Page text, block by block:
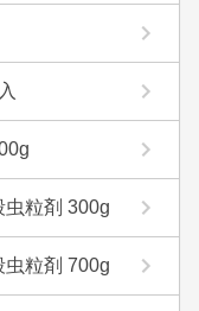
虫粒剤 300g
虫粒剤 700g